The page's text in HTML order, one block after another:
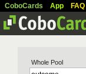
CoboCards App
Whole Pool